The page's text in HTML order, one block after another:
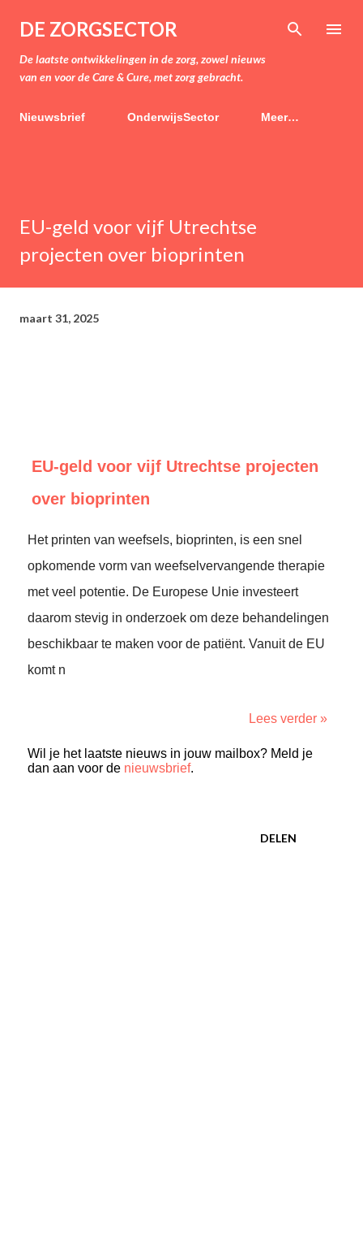
Doorgaan naar hoofdcontent
DE ZORGSECTOR
De laatste ontwikkelingen in de zorg, zowel nieuws
van en voor de Care & Cure, met zorg gebracht.
Nieuwsbrief OnderwijsSector Meer…
EU-geld voor vijf Utrechtse
projecten over bioprinten
maart 31, 2025
EU-geld voor vijf Utrechtse projecten
over bioprinten
Het printen van weefsels, bioprinten, is een snel
opkomende vorm van weefselvervangende therapie
met veel potentie. De Europese Unie investeert
daarom stevig in onderzoek om deze behandelingen
beschikbaar te maken voor de patiënt. Vanuit de EU
komt n
Lees verder »
Wil je het laatste nieuws in jouw mailbox? Meld je
dan aan voor de nieuwsbrief.
DELEN